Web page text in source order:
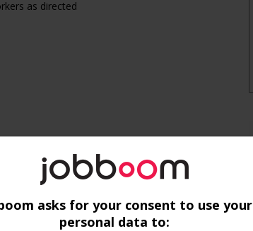
as directed
asks for your consent to use your
personal data to: